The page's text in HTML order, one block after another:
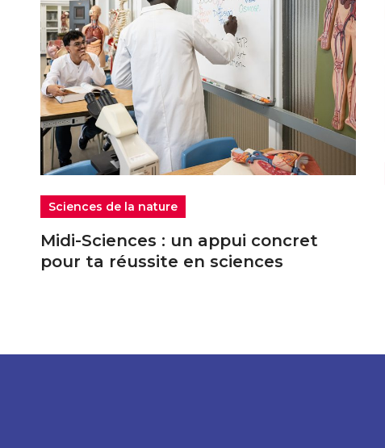
Sciences de la nature
Midi-Sciences : un appui concret
pour ta réussite en sciences